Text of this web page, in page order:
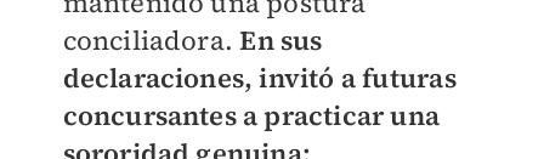
conciliadora.En sus
declaraciones, invitó a futuras
concursantes a practicar una